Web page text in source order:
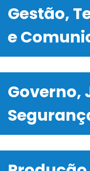
Gestão,
e
Governo,